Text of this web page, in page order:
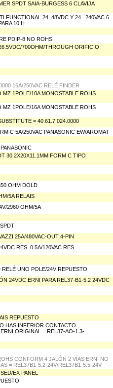
SPDT SAIA-BURGESS 6 CLAVIJA
FUNCTIONAL 24..48VDC Y 24...240VAC 6
10 H
PDIP-8 NO ROHS
700OHM/THROUGH ORIFICIO
16A/250VAC RELÉ FINDER
MZ 1POLE/10A MONOSTABLE ROHS
MZ 1POLE/16A MONOSTABLE ROHS
= 40.61.7.024.0000
C 5A/250VAC PANASONIC EW/AROMAT
30.2X20X11.1MM FORM C TIPO
OHM DOLD
5A RELAIS
2960 OHM/5A
25A/480VAC-OUT 4-PIN
RES. 0.5A/120VAC RES.
UNO POLE/24V REPUESTO
24VDC ERNI PARA REL37-B1-5.2 24VDC
REPUESTO
HAS INFERIOR CONTACTO
ORIGINAL = REL37-AO-1.3-
CONFORM 4 JALÓN 2 VÍAS ERNI NO
= REL37B1-5.2-24V/REL37B1-5.5-24V
EX PANEL